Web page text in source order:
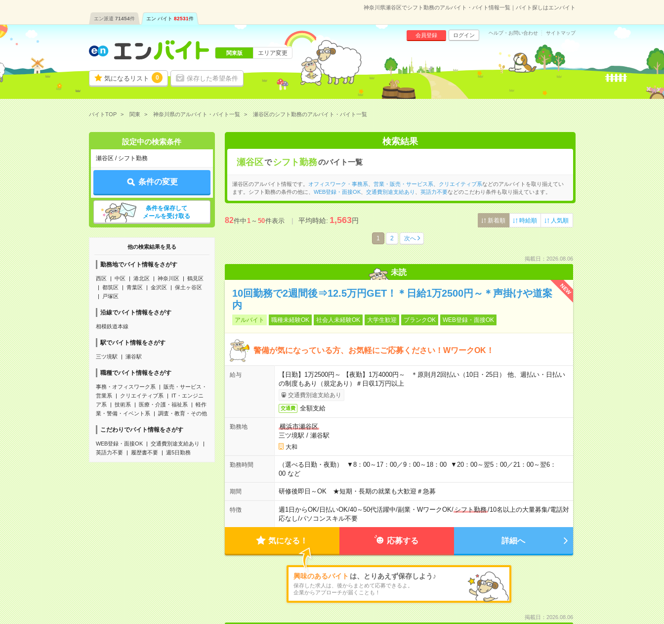
神奈川県瀬谷区でシフト勤務のアルバイト・バイト情報一覧｜バイト探しはエンバイト
エン派遣 71454件 エン バイト 82531件
気になるリスト 0 保存した希望条件
会員登録 ログイン ヘルプ・お問い合わせ サイトマップ
関東版 エリア変更
バイトTOP 関東 神奈川県のアルバイト・バイト一覧 瀬谷区のシフト勤務のアルバイト・バイト一覧
設定中の検索条件
瀬谷区 / シフト勤務
条件の変更
条件を保存して
メールを受け取る
他の検索結果を見る
勤務地でバイト情報をさがす
西区 中区 港北区 神奈川区
鶴見区
都筑区
青葉区 金沢区
保土ヶ谷区
戸塚区
沿線でバイト情報をさがす
相模鉄道本線
駅でバイト情報をさがす
三ツ境駅 瀬谷駅
職種でバイト情報をさがす
事務・オフィスワーク系
販売・サービス・
営業系
クリエイティブ系
IT・エンジニ
ア系
技術系 医療・介護・福祉系
軽作
業・警備・イベント系
調査・教育・その他
こだわりでバイト情報をさがす
WEB登録・面接OK
交通費別途支給あり
英語力不要
履歴書不要 週5日勤務
検索結果
瀬谷区で シフト勤務のバイト一覧
瀬谷区のアルバイト情報です。 オフィスワーク・事務系 営業・販売・サービス系 クリエイティブ系などのアルバイトを取り揃えてい
ます。シフト勤務の条件の他に、 WEB登録・面接OK、 交通費別途支給あり 英語力不要などのこだわり条件も取り揃えています。
82件中1～50件表示 平均時給:1,563円 新着順 時給順 人気順
1 2 次へ
掲載日：2026.08.06
未読
NEW
10回勤務で2週間後⇒12.5万円GET！＊日給1万2500円～＊声掛けや道案
内
アルバイト 職種未経験OK 社会人未経験OK 大学生歓迎 ブランクOK WEB登録・面接OK
警備が気になっている方、お気軽にご応募ください！WワークOK！
給与
【日勤】1万2500円～ 【夜勤】1万4000円～ ＊原則月2回払い（10日・25日） 他、週払い・日払い
の制度もあり（規定あり）＃日収1万円以上
交通費別途支給あり
交通費 全額支給
勤務地
横浜市瀬谷区
三ツ境駅 / 瀬谷駅
大和
勤務時間
（選べる日勤・夜勤） ▼8：00～17：00／9：00～18：00 ▼20：00～翌5：00／21：00～翌6：
00 など
期間 研修後即日～OK ★短期・長期の就業も大歓迎＃急募
特徴 週1日からOK/日払いOK/40～50代活躍中/副業・WワークOK/シフト勤務/10名以上の大量募集/電話対
応なし/パソコンスキル不要
気になる！ 応募する 詳細へ
興味のあるバイト は、とりあえず保存しよう♪
保存した求人は、後からまとめて応募できるよ。
企業からアプローチが届くことも！
掲載日：2026.08.06